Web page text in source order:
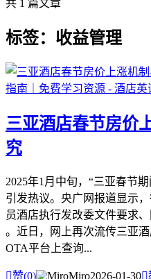
共 1 篇文章
标签：收益管理
三亚酒店春节房价
究
2025年1月中旬，“三亚春节
引发热议。央广网报道显示
员酒店执行发改委文件要求
。近日，网上再次流传三亚
OTA平台上查询...
赞(0) Miro2026-01-30